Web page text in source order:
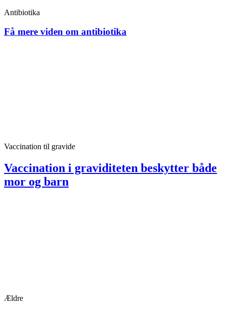
Antibiotika
Få mere viden om antibiotika
Vaccination til gravide
Vaccination i graviditeten beskytter både
mor og barn
Ældre